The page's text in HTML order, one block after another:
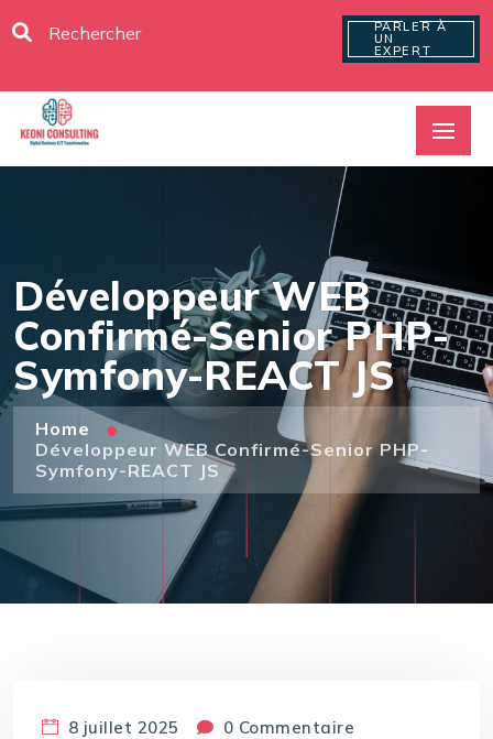
PARLER À
UN
EXPERT
Développeur WEB
Confirmé-Senior PHP-
Symfony-REACT JS
Home
Développeur WEB Confirmé-Senior PHP-
Symfony-REACT JS
8 juillet 2025
0 Commentaire